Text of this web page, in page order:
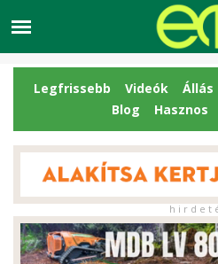
Legfrissebb Videók Állás
Blog
Hasznos
h i r d e t